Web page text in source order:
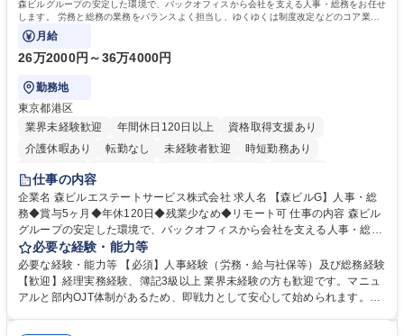
森ビルグループの安定した環境で、バックオフィスから会社を支える人事・総務をお任せ
します。 労務と総務の業務をバランスよく担当し、ゆくゆくは制度改定などのコア業務
にも挑戦できる、やりがいある環境です。
月給
26万2000円～36万4000円
勤務地
東京都港区
業界未経験歓迎
年間休日120日以上
資格取得支援あり
介護休暇あり
転勤なし 未経験者歓迎
時短勤務あり
経験者歓迎
完全週休2日制
交通費支給 長期歓迎 駅近5分以内 土日祝休み
仕事の内容
企業名 森ビルエステートサービス株式会社 求人名 【森ビルG】人事・総
務◆賞与5ヶ月◆年休120日◆残業少なめ◆リモート可 仕事の内容 森ビル
グループの安定した環境で、バックオフィスから会社を支える人事・総務
をお任せします。 労務と総務の業務をバランスよく担当し、ゆくゆくは制
度改定などのコア業務にも挑戦できる、やりがいある環境です。 ■勤怠管
理、給与計算、社会保険手続き、年末調整等の労務管理全般 ■入退社手続
き、社内規定の改定や人事制度改定などのコア業務 ■社内イベントの企画
必要な経験・能力等
必要な経験・能力等 【必須】人事経験（労務・給与社保等）及び総務経験
【歓迎】経理実務経験、簿記3級以上 業界未経験の方も歓迎です。マニュ
アルと部内OJT体制があるため、即戦力として安心して始められます。